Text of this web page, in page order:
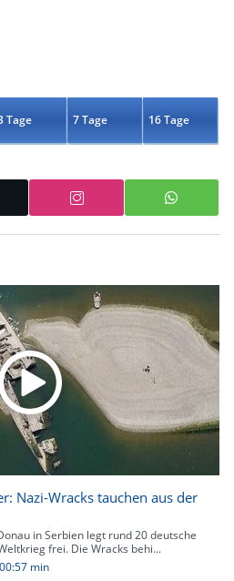
Tage 7 Tage 16 Tage
Nazi-Wracks tauchen aus der
in Serbien legt rund 20 deutsche
frei. Die Wracks behi...
min